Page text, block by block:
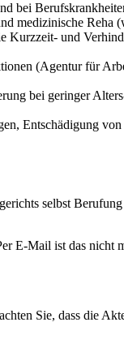
bei
medizinische Reha
und
(Agentur für
bei geringer
Entschädigung
selbst
E-Mail ist das nicht
Sie, dass die